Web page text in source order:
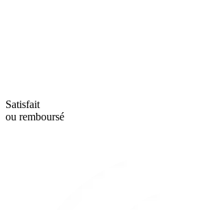
Satisfait
ou remboursé